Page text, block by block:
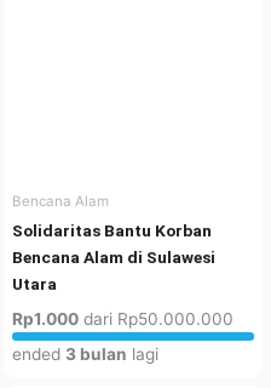
Bencana Alam
Solidaritas Bantu Korban
Bencana Alam di Sulawesi
Utara
Rp1.000 dari Rp50.000.000
ended 3 bulan lagi